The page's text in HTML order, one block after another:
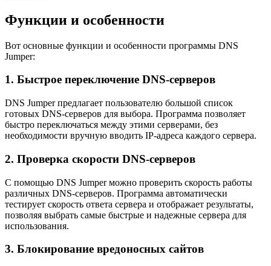
Функции и особенности
Вот основные функции и особенности программы DNS
Jumper:
1. Быстрое переключение DNS-серверов
DNS Jumper предлагает пользователю большой список
готовых DNS-серверов для выбора. Программа позволяет
быстро переключаться между этими серверами, без
необходимости вручную вводить IP-адреса каждого сервера.
2. Проверка скорости DNS-серверов
С помощью DNS Jumper можно проверить скорость работы
различных DNS-серверов. Программа автоматически
тестирует скорость ответа сервера и отображает результаты,
позволяя выбрать самые быстрые и надежные сервера для
использования.
3. Блокирование вредоносных сайтов